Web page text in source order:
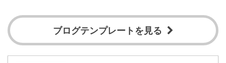
ブログテンプレートを見る